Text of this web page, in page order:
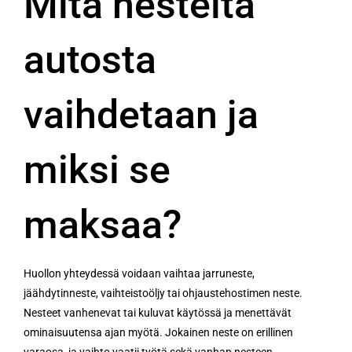
autosta
vaihdetaan ja
miksi se
maksaa?
Huollon yhteydessä voidaan vaihtaa jarruneste,
jäähdytinneste, vaihteistoöljy tai ohjaustehostimen neste.
Nesteet vanhenevat tai kuluvat käytössä ja menettävät
ominaisuutensa ajan myötä. Jokainen neste on erillinen